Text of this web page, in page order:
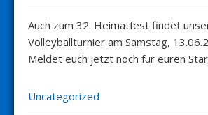
Auch zum 32. Heimatfest findet
Volleyballturnier am Samstag,
Meldet euch jetzt noch für euren
Uncategorized